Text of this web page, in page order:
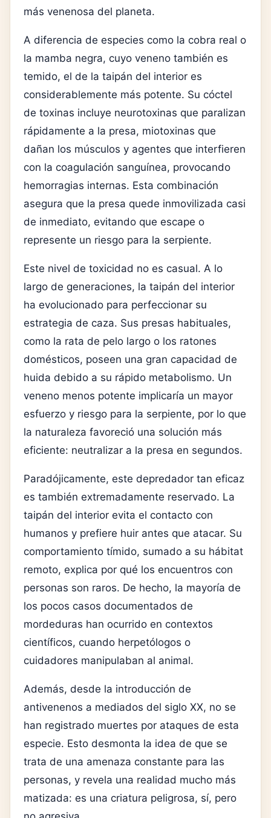
más venenosa del planeta.
A diferencia de especies como la cobra real o
la mamba negra, cuyo veneno también es
temido, el de la taipán del interior es
considerablemente más potente. Su cóctel
de toxinas incluye neurotoxinas que paralizan
rápidamente a la presa, miotoxinas que
dañan los músculos y agentes que interfieren
con la coagulación sanguínea, provocando
hemorragias internas. Esta combinación
asegura que la presa quede inmovilizada casi
de inmediato, evitando que escape o
represente un riesgo para la serpiente.
Este nivel de toxicidad no es casual. A lo
largo de generaciones, la taipán del interior
ha evolucionado para perfeccionar su
estrategia de caza. Sus presas habituales,
como la rata de pelo largo o los ratones
domésticos, poseen una gran capacidad de
huida debido a su rápido metabolismo. Un
veneno menos potente implicaría un mayor
esfuerzo y riesgo para la serpiente, por lo que
la naturaleza favoreció una solución más
eficiente: neutralizar a la presa en segundos.
Paradójicamente, este depredador tan eficaz
es también extremadamente reservado. La
taipán del interior evita el contacto con
humanos y prefiere huir antes que atacar. Su
comportamiento tímido, sumado a su hábitat
remoto, explica por qué los encuentros con
personas son raros. De hecho, la mayoría de
los pocos casos documentados de
mordeduras han ocurrido en contextos
científicos, cuando herpetólogos o
cuidadores manipulaban al animal.
Además, desde la introducción de
antivenenos a mediados del siglo XX, no se
han registrado muertes por ataques de esta
especie. Esto desmonta la idea de que se
trata de una amenaza constante para las
personas, y revela una realidad mucho más
matizada: es una criatura peligrosa, sí, pero